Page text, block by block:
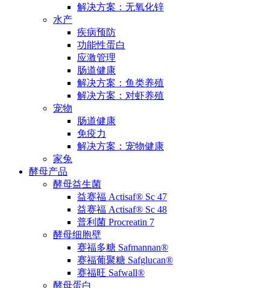
解决方案：无氧化锌
水产
疾病预防
功能性蛋白
应激管理
肠道健康
解决方案：鱼类养殖
解决方案：对虾养殖
宠物
肠道健康
免疫力
解决方案：宠物健康
家兔
酵母产品
酵母益生菌
益赛福 Actisaf® Sc 47
益赛福 Actisaf® Sc 48
普利菌 Procreatin 7
酵母细胞壁
赛福多糖 Safmannan®
赛福葡聚糖 Safglucan®
赛福旺 Safwall®
酵母蛋白